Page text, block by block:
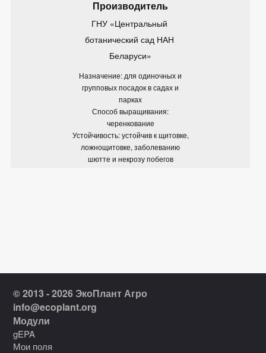
ГНУ «Центральный
ботанический сад НАН
Беларуси»
Назначение: для одиночных и
групповых посадок в садах и
парках
Способ выращивания:
черенкование
Устойчивость: устойчив к щитовке,
ложнощитовке, заболеванию
шютте и некрозу побегов
© 2013 - 2026 ЭкоПлант Агро
info@ecoplant.org
Модули
gEPA
Мои поля